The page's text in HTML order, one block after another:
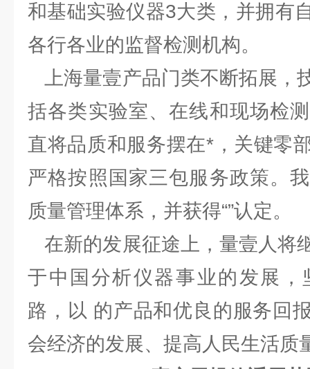
和基础实验仪器3大类，并拥有
各行各业的监督检测机构。
上海量壹产品门类不断拓展，
括各类实验室、在线和现场检
直将品质和服务摆在*，关键零
严格按照国家三包服务政策。
质量管理体系，并获得“”认定。
在新的发展征途上，量壹人将
于中国分析仪器事业的发展，
路，以 的产品和优良的服务回
会经济的发展、提高人民生活质